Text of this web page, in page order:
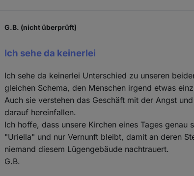
G.B. (nicht überprüft)
Ich sehe da keinerlei
Ich sehe da keinerlei Unterschied zu unseren
gleichen Schema, den Menschen irgend etwas
Auch sie verstehen das Geschäft mit der Angst
darauf hereinfallen.
Ich hoffe, dass unsere Kirchen eines Tages
"Uriella" und nur Vernunft bleibt, damit an deren
niemand diesem Lügengebäude nachtrauert.
G.B.